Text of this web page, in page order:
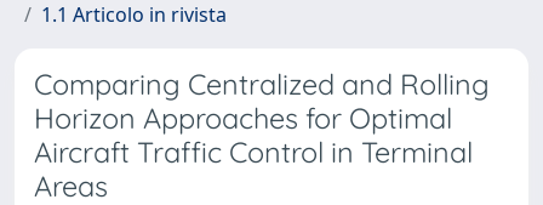
1.1 Articolo in rivista
Comparing Centralized and Rolling
Horizon Approaches for Optimal
Aircraft Traffic Control in Terminal
Areas